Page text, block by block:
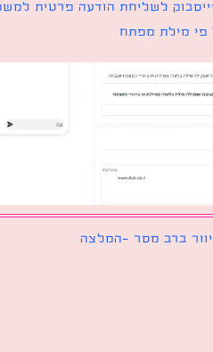
לשליחת הודעה פרטית למשתמש
מפתח
מסר -המלצה